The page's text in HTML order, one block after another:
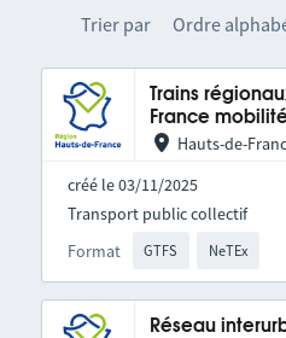
Trier par Ordre
Trains
France
Hauts-de-
créé le 03/11/2025
Format GTFS NeTEx
Transport public collectif
Réseau